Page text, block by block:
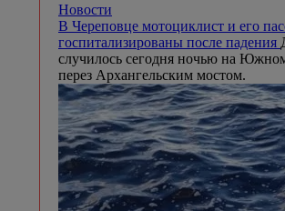
Новости
В Череповце мотоциклист и его
госпитализированы после падения
случилось сегодня ночью на
перез Архангельским мостом.